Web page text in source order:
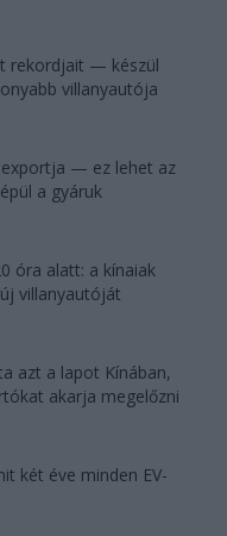
rekordjait — készül
villanyautója
exportja — ez lehet az
a gyáruk
óra alatt: a kínaiak
villanyautóját
azt a lapot Kínában,
akarja megelőzni
két éve minden EV-